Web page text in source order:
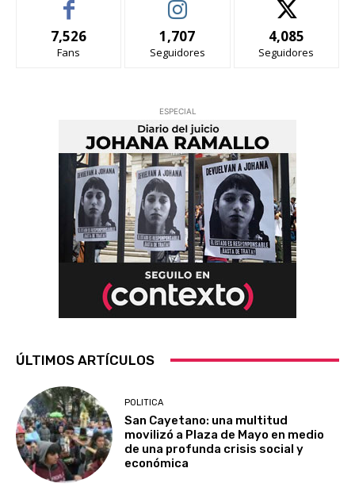
7,526
Fans
1,707
Seguidores
4,085
Seguidores
ESPECIAL
ÚLTIMOS ARTÍCULOS
POLITICA
San Cayetano: una multitud
movilizó a Plaza de Mayo en medio
de una profunda crisis social y
económica